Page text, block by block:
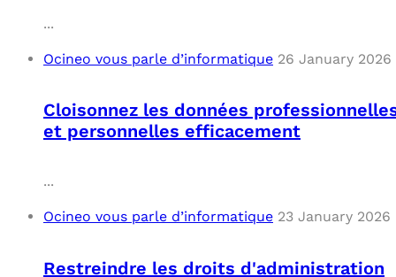
...
Ocineo vous parle d’informatique 26 January 2026
Cloisonnez les données
et personnelles efficacement
...
Ocineo vous parle d’informatique 23 January 2026
Restreindre les droits d'administration